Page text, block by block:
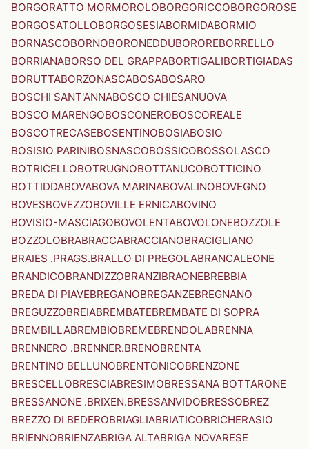
BORGORATTO MORMOROLOBORGORICCOBORGOROSE
BORGOSATOLLOBORGOSESIABORMIDABORMIO
BORNASCOBORNOBORONEDDUBOROREBORRELLO
BORRIANABORSO DEL GRAPPABORTIGALIBORTIGIADAS
BORUTTABORZONASCABOSABOSARO
BOSCHI SANT'ANNABOSCO CHIESANUOVA
BOSCO MARENGOBOSCONEROBOSCOREALE
BOSCOTRECASEBOSENTINOBOSIABOSIO
BOSISIO PARINIBOSNASCOBOSSICOBOSSOLASCO
BOTRICELLOBOTRUGNOBOTTANUCOBOTTICINO
BOTTIDDABOVABOVA MARINABOVALINOBOVEGNO
BOVESBOVEZZOBOVILLE ERNICABOVINO
BOVISIO-MASCIAGOBOVOLENTABOVOLONEBOZZOLE
BOZZOLOBRABRACCABRACCIANOBRACIGLIANO
BRAIES .PRAGS.BRALLO DI PREGOLABRANCALEONE
BRANDICOBRANDIZZOBRANZIBRAONEBREBBIA
BREDA DI PIAVEBREGANOBREGANZEBREGNANO
BREGUZZOBREIABREMBATEBREMBATE DI SOPRA
BREMBILLABREMBIOBREMEBRENDOLABRENNA
BRENNERO .BRENNER.BRENOBRENTA
BRENTINO BELLUNOBRENTONICOBRENZONE
BRESCELLOBRESCIABRESIMOBRESSANA BOTTARONE
BRESSANONE .BRIXEN.BRESSANVIDOBRESSOBREZ
BREZZO DI BEDEROBRIAGLIABRIATICOBRICHERASIO
BRIENNOBRIENZABRIGA ALTABRIGA NOVARESE